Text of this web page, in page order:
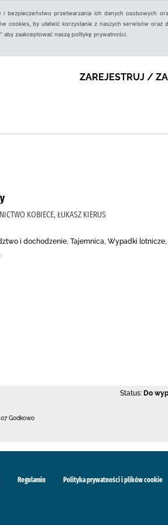
bezpieczeństwo przetwarzania ich danych osobowych
cookies, by ułatwić korzystanie z naszych serwisów
zaakceptować naszą politykę prywatności.
ZAREJESTRUJ /
KOBIECE, ŁUKASZ KIERUS
i dochodzenie, Tajemnica, Wypadki
Status: Do
Godkowo
Regulamin Polityka prywatności i plików cookie